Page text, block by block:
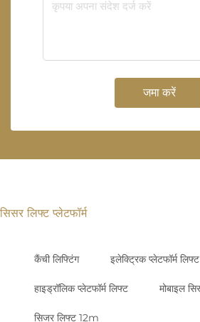
जमा करें
सिसर लिफ्ट प्लेटफॉर्म
कैंची लिफ्टिंग इलेक्ट्रिक प्लेटफॉर्म लिफ्ट
हाइड्रॉलिक प्लेटफॉर्म लिफ्ट मोबाइल
सिजर लिफ्ट 12m